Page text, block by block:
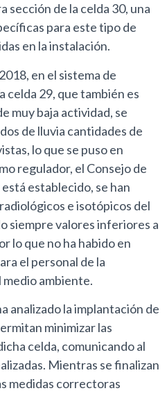
sección de la celda 30, una
para este tipo de
en la instalación.
en el sistema de
celda 29, que también es
muy baja actividad, se
de lluvia cantidades de
lo que se puso en
regulador, el Consejo de
establecido, se han
e isotópicos del
siempre valores inferiores a
lo que no ha habido en
el personal de la
medio ambiente.
analizado la implantación de
minimizar las
celda, comunicando al
Mientras se finalizan
medidas correctoras